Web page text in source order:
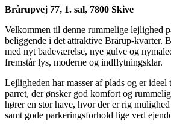
Brårupvej 77, 1. sal, 7800 Skive
Velkommen til denne rummelige lejlighed
beliggende i det attraktive Brårup-kvarter.
med nyt badeværelse, nye gulve og
fremstår lys, moderne og indflytningsklar.
Lejligheden har masser af plads og er
parret, der ønsker god komfort og
hører en stor have, hvor der er rig
samt gode parkeringsforhold lige ved